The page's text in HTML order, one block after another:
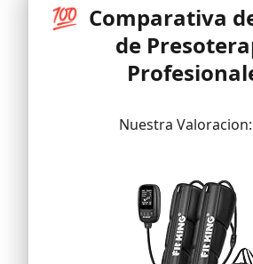
incluyen 3 años de
tranquilidad.
💯 Comparativa
de
Nuestra Valoracion: